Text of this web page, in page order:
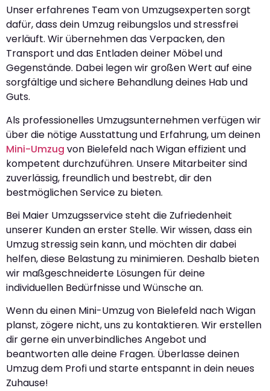
Unser erfahrenes Team von Umzugsexperten sorgt
dafür, dass dein Umzug reibungslos und stressfrei
verläuft. Wir übernehmen das Verpacken, den
Transport und das Entladen deiner Möbel und
Gegenstände. Dabei legen wir großen Wert auf eine
sorgfältige und sichere Behandlung deines Hab und
Guts.
Als professionelles Umzugsunternehmen verfügen wir
über die nötige Ausstattung und Erfahrung, um deinen
Mini-Umzug von Bielefeld nach Wigan effizient und
kompetent durchzuführen. Unsere Mitarbeiter sind
zuverlässig, freundlich und bestrebt, dir den
bestmöglichen Service zu bieten.
Bei Maier Umzugsservice steht die Zufriedenheit
unserer Kunden an erster Stelle. Wir wissen, dass ein
Umzug stressig sein kann, und möchten dir dabei
helfen, diese Belastung zu minimieren. Deshalb bieten
wir maßgeschneiderte Lösungen für deine
individuellen Bedürfnisse und Wünsche an.
Wenn du einen Mini-Umzug von Bielefeld nach Wigan
planst, zögere nicht, uns zu kontaktieren. Wir erstellen
dir gerne ein unverbindliches Angebot und
beantworten alle deine Fragen. Überlasse deinen
Umzug dem Profi und starte entspannt in dein neues
Zuhause!